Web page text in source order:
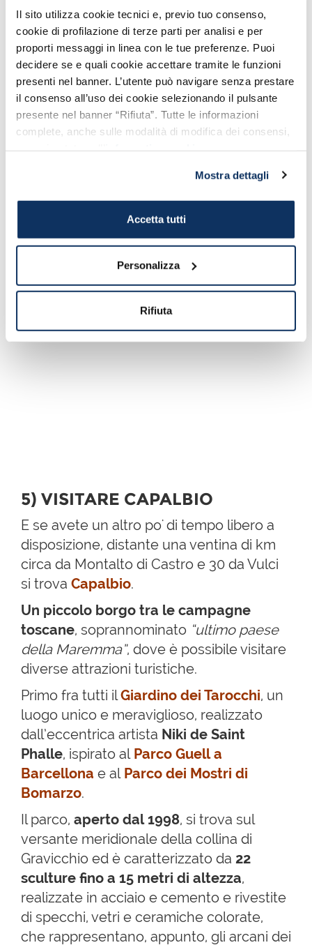
Il sito utilizza cookie tecnici e, previo tuo consenso,
cookie di profilazione di terze parti per analisi e per
proporti messaggi in linea con le tue preferenze. Puoi
decidere se e quali cookie accettare tramite le funzioni
presenti nel banner. L’utente può navigare senza prestare
il consenso all’uso dei cookie selezionando il pulsante
presente nel banner “Rifiuta”. Tutte le informazioni
complete, anche sulle modalità di modifica dei consensi,
Mostra dettagli
Accetta tutti
Personalizza
Rifiuta
Dopo una visita nel centro storico di
Montalto di Castroe alParco
Archeologico, pechè non rilassarsi alle
Terme di Vulci?
Si tratta quattro piscine termali con
acqua prevalentemente ferrosa. La
temperatura dell’acqua variada 42°C,
nella piscina più grande,a 30°C. Un’acqua,
quella delle Terme di Vulci, naturalmente
microbiologicamente pura e ricca di sali
minerali, indicata per iltrattamento
dermatologiche e di flebopatie
alle proprietà benefiche.
5) VISITARE CAPALBIO
E se avete un altro po' di tempo libero a
disposizione, distante una ventina di km
circa da Montalto di Castro e 30 da Vulci
si trova Capalbio.
Un piccolo borgo tra le campagne
toscane, soprannominato “ultimo paese
della Maremma”, dove è possibile visitare
diverse attrazioni turistiche.
Primo fra tutti ilGiardino dei Tarocchi, un
luogo unico e meraviglioso, realizzato
dall’eccentrica artista Niki de Saint
Phalle, ispirato al Parco Guell a
Barcellona e al Parco dei Mostri di
Bomarzo.
Il parco, aperto dal 1998, si trova sul
versante meridionale della collina di
Gravicchio ed è caratterizzato da 22
sculture fino a 15 metri di altezza,
realizzate in acciaio e cemento e rivestite
di specchi, vetri e ceramiche colorate,
che rappresentano, appunto, gli arcani dei